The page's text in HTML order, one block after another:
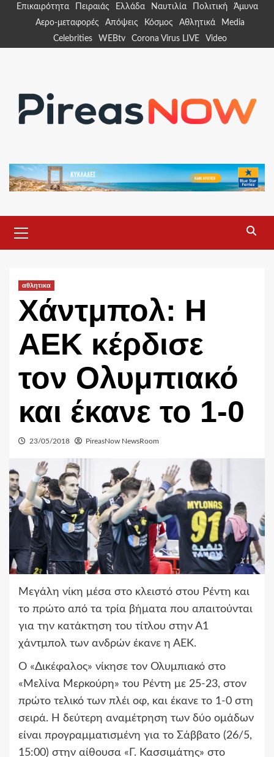
Επικαιρότητα Πειραιάς Ελλάδα Ναυτιλία Πολιτική
Άμυνα
Αερο-μεταφορές
Απόψεις Κόσμος Αθλητικά
Media
Celebrities
WEBtv Corona Virus LIVE Video
Menu
αθλητικα
Χάντμπολ: Η
ΑΕΚ κέρδισε
τον Ολυμπιακό
και έκανε το 1-0
23/05/2018 PireasNow NewsRoom
Μεγάλη νίκη μέσα στο κλειστό στου Ρέντη και
το πρώτο από τα τρία βήματα που απαιτούνται
για την κατάκτηση του τίτλου στην Α1
χάντμπολ των ανδρών έκανε η ΑΕΚ.
Ο «Δικέφαλος» νίκησε τον Ολυμπιακό στο
«Μελίνα Μερκούρη» του Ρέντη με 25-23, στον
πρώτο τελικό των πλέι οφ, και έκανε το 1-0 στη
σειρά. Η δεύτερη αναμέτρηση των δύο ομάδων
είναι προγραμματισμένη για το Σάββατο (26/5,
15:00) στην αίθουσα «Γ. Κασσιμάτης» στο